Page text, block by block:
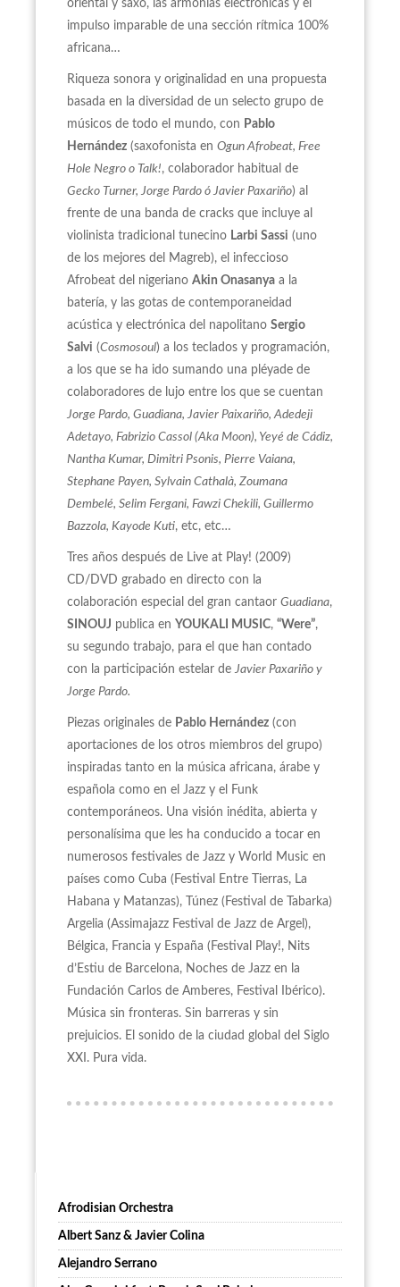
oriental y saxo, las armonías electrónicas y el
impulso imparable de una sección rítmica 100%
africana…
Riqueza sonora y originalidad en una propuesta
basada en la diversidad de un selecto grupo de
músicos de todo el mundo, con Pablo
Hernández (saxofonista en Ogun Afrobeat, Free
Hole Negro o Talk!, colaborador habitual de
Gecko Turner, Jorge Pardo ó Javier Paxariño) al
frente de una banda de cracks que incluye al
violinista tradicional tunecino Larbi Sassi (uno
de los mejores del Magreb), el infeccioso
Afrobeat del nigeriano Akin Onasanya a la
batería, y las gotas de contemporaneidad
acústica y electrónica del napolitano Sergio
Salvi (Cosmosoul) a los teclados y programación,
a los que se ha ido sumando una pléyade de
colaboradores de lujo entre los que se cuentan
Jorge Pardo, Guadiana, Javier Paixariño, Adedeji
Adetayo, Fabrizio Cassol (Aka Moon), Yeyé de Cádiz,
Nantha Kumar, Dimitri Psonis, Pierre Vaiana,
Stephane Payen, Sylvain Cathalà, Zoumana
Dembelé, Selim Fergani, Fawzi Chekili, Guillermo
Bazzola, Kayode Kuti, etc, etc…
Tres años después de Live at Play! (2009)
CD/DVD grabado en directo con la
colaboración especial del gran cantaor Guadiana,
SINOUJ publica en YOUKALI MUSIC, “Were”,
su segundo trabajo, para el que han contado
con la participación estelar de Javier Paxariño y
Jorge Pardo.
Piezas originales de Pablo Hernández (con
aportaciones de los otros miembros del grupo)
inspiradas tanto en la música africana, árabe y
española como en el Jazz y el Funk
contemporáneos. Una visión inédita, abierta y
personalísima que les ha conducido a tocar en
numerosos festivales de Jazz y World Music en
países como Cuba (Festival Entre Tierras, La
Habana y Matanzas), Túnez (Festival de Tabarka)
Argelia (Assimajazz Festival de Jazz de Argel),
Bélgica, Francia y España (Festival Play!, Nits
d’Estiu de Barcelona, Noches de Jazz en la
Fundación Carlos de Amberes, Festival Ibérico).
Música sin fronteras. Sin barreras y sin
prejuicios. El sonido de la ciudad global del Siglo
XXI. Pura vida.
Afrodisian Orchestra
Albert Sanz & Javier Colina
Alejandro Serrano